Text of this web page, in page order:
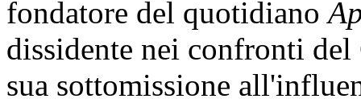
fondatore del quotidiano
dissidente nei confronti
sua sottomissione